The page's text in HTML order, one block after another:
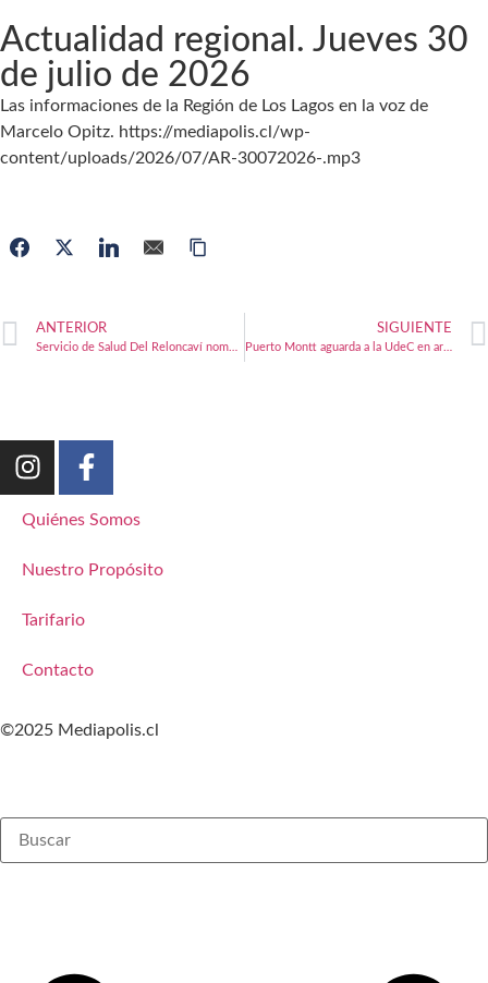
Actualidad regional. Jueves 30
de julio de 2026
Las informaciones de la Región de Los Lagos en la voz de
Marcelo Opitz. https://mediapolis.cl/wp-
content/uploads/2026/07/AR-30072026-.mp3
ANTERIOR SIGUIENTE
Puerto Montt aguarda a la UdeC en arranque de play off de liga femenina de básquetbol
Quiénes Somos
Nuestro Propósito
Tarifario
Contacto
©2025 Mediapolis.cl